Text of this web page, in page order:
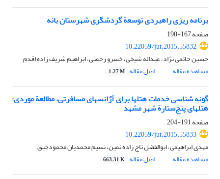
برنامه ‏ریزی راهبردی توسعة گردشگری شهرستان بانه
صفحه167-190
10.22059/jut.2015.55832
حسین حاتمی نژاد، عبداله شیخی، خسرو رحمتی، ابراهیم شریف زاده اقدم
مشاهده مقاله
اصل مقاله 1.27 M
گونه‏ شناسی خدمات هتل‏ها برای آژانس‏های مسافرتی، مطالعة موردی:
هتل‏های پنج‌ستارة شهر مشهد
صفحه191-204
10.22059/jut.2015.55833
مهدی ابراهیمی، ابوالفضل تاج زاده نمین، نسیم محمدیان محمودجیق
مشاهده مقاله
اصل مقاله 663.31 K